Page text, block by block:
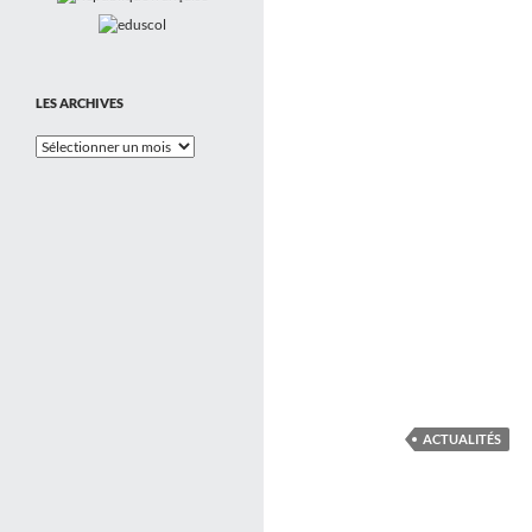
ACTUALITÉS
LES ARCHIVES
Les